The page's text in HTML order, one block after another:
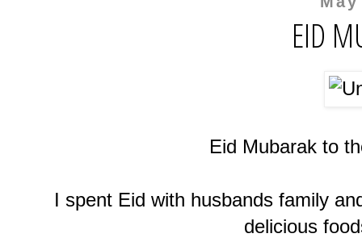
EID
Eid Mubarak to
I spent Eid with husbands family
delicious